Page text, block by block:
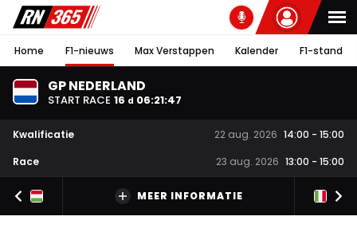
Home F1-nieuws Max Verstappen Kalender F1-stand
GP NEDERLAND
START RACE 16 d 06:21:46
Kwalificatie 22 aug. 2026 14:00 - 15:00
Race
23 aug. 2026 13:00 - 15:00
MEER INFORMATIE